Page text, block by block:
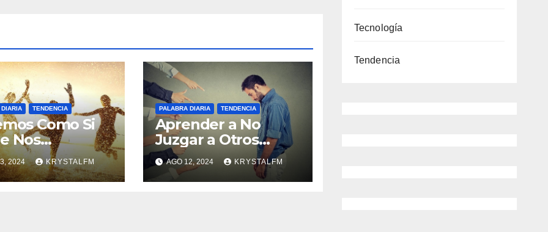
DIARIA TENDENCIA
Como Si
Nos
2024 KRYSTALFM
PALABRA DIARIA TENDENCIA
Aprender a No
Juzgar a Otros
#12Ago
AGO 12, 2024 KRYSTALFM
Tecnología
Tendencia